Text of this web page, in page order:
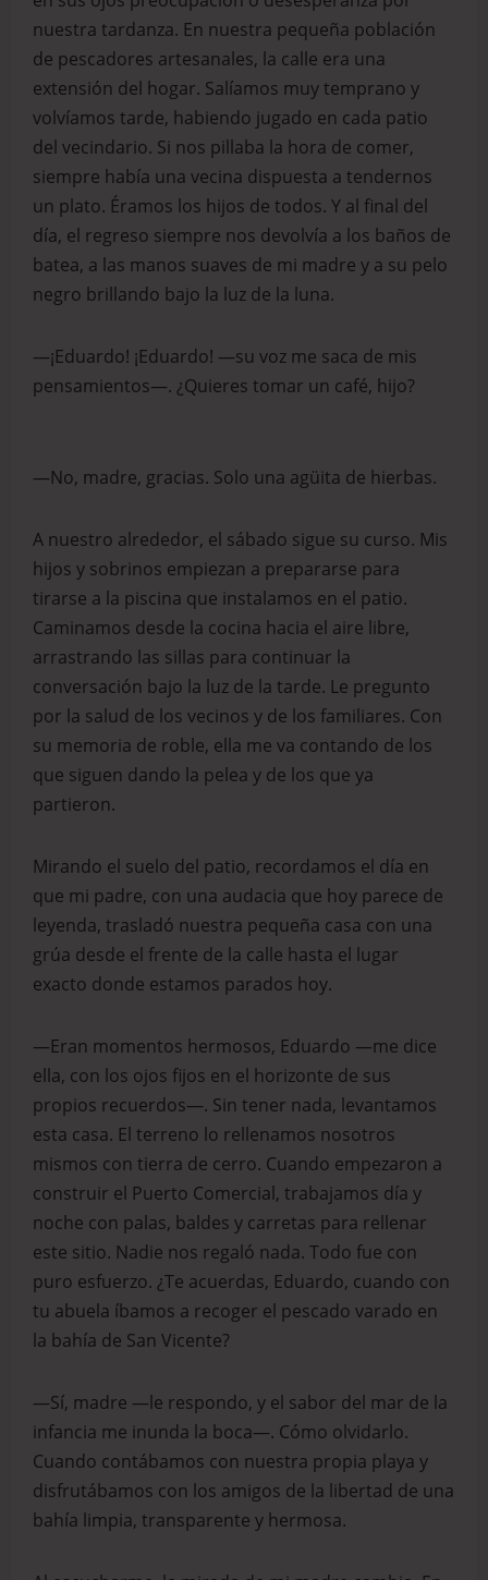
nuestra tardanza. En nuestra pequeña población
de pescadores artesanales, la calle era una
extensión del hogar. Salíamos muy temprano y
volvíamos tarde, habiendo jugado en cada patio
del vecindario. Si nos pillaba la hora de comer,
siempre había una vecina dispuesta a tendernos
un plato. Éramos los hijos de todos. Y al final del
día, el regreso siempre nos devolvía a los baños de
batea, a las manos suaves de mi madre y a su pelo
negro brillando bajo la luz de la luna.
—¡Eduardo! ¡Eduardo! —su voz me saca de mis
pensamientos—. ¿Quieres tomar un café, hijo?
—No, madre, gracias. Solo una agüita de hierbas.
A nuestro alrededor, el sábado sigue su curso. Mis
hijos y sobrinos empiezan a prepararse para
tirarse a la piscina que instalamos en el patio.
Caminamos desde la cocina hacia el aire libre,
arrastrando las sillas para continuar la
conversación bajo la luz de la tarde. Le pregunto
por la salud de los vecinos y de los familiares. Con
su memoria de roble, ella me va contando de los
que siguen dando la pelea y de los que ya
partieron.
Mirando el suelo del patio, recordamos el día en
que mi padre, con una audacia que hoy parece de
leyenda, trasladó nuestra pequeña casa con una
grúa desde el frente de la calle hasta el lugar
exacto donde estamos parados hoy.
—Eran momentos hermosos, Eduardo —me dice
ella, con los ojos fijos en el horizonte de sus
propios recuerdos—. Sin tener nada, levantamos
esta casa. El terreno lo rellenamos nosotros
mismos con tierra de cerro. Cuando empezaron a
construir el Puerto Comercial, trabajamos día y
noche con palas, baldes y carretas para rellenar
este sitio. Nadie nos regaló nada. Todo fue con
puro esfuerzo. ¿Te acuerdas, Eduardo, cuando con
tu abuela íbamos a recoger el pescado varado en
la bahía de San Vicente?
—Sí, madre —le respondo, y el sabor del mar de la
infancia me inunda la boca—. Cómo olvidarlo.
Cuando contábamos con nuestra propia playa y
disfrutábamos con los amigos de la libertad de una
bahía limpia, transparente y hermosa.